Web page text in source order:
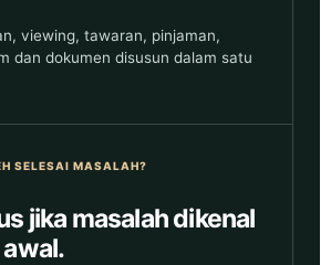
viewing, tawaran, pinjaman,
dan dokumen disusun dalam satu
SELESAI MASALAH?
jika masalah dikenal